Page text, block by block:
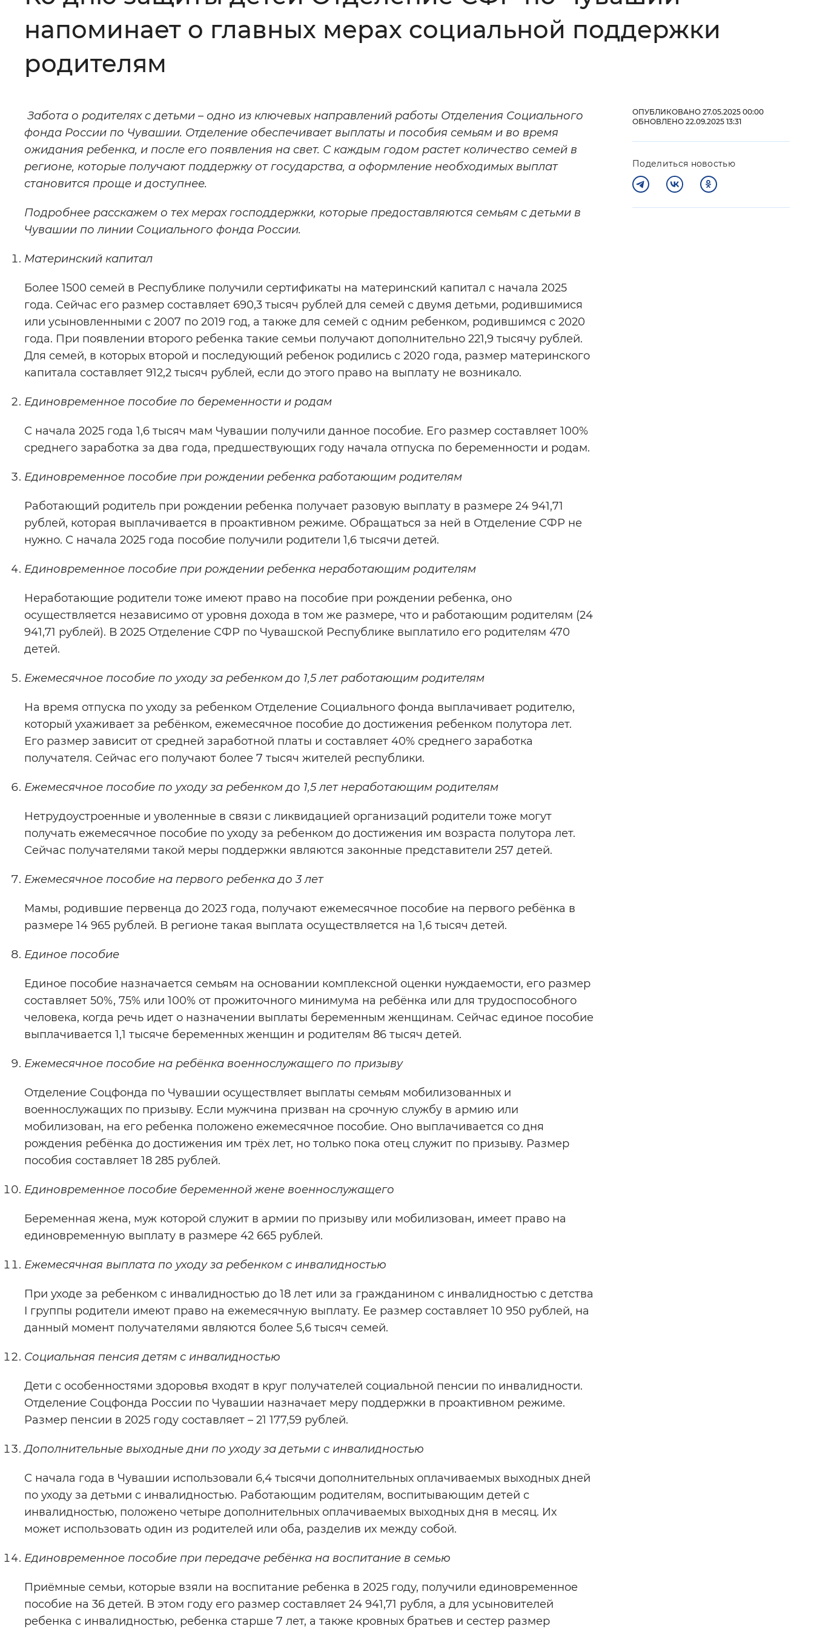
Цвет сайта Монохромный Инверсивный монохромный Синий фон
Звуковой ассистент: Воспроизвести Остановить Повторить
напоминает о главных мерах социальной поддержки
родителям
Забота о родителях с детьми – одно из ключевых направлений работы Отделения Социального
фонда России по Чувашии. Отделение обеспечивает выплаты и пособия семьям и во время
ожидания ребенка, и после его появления на свет. С каждым годом растет количество семей в
регионе, которые получают поддержку от государства, а оформление необходимых выплат
становится проще и доступнее.
Подробнее расскажем о тех мерах господдержки, которые предоставляются семьям с детьми в
Чувашии по линии Социального фонда России.
Материнский капитал
Более 1500 семей в Республике получили сертификаты на материнский капитал с начала 2025
года. Сейчас его размер составляет 690,3 тысяч рублей для семей с двумя детьми, родившимися
или усыновленными с 2007 по 2019 год, а также для семей с одним ребенком, родившимся с 2020
года. При появлении второго ребенка такие семьи получают дополнительно 221,9 тысячу рублей.
Для семей, в которых второй и последующий ребенок родились с 2020 года, размер материнского
капитала составляет 912,2 тысяч рублей, если до этого право на выплату не возникало.
Единовременное пособие по беременности и родам
С начала 2025 года 1,6 тысяч мам Чувашии получили данное пособие. Его размер составляет 100%
среднего заработка за два года, предшествующих году начала отпуска по беременности и родам.
Единовременное пособие при рождении ребенка работающим родителям
Работающий родитель при рождении ребенка получает разовую выплату в размере 24 941,71
рублей, которая выплачивается в проактивном режиме. Обращаться за ней в Отделение СФР не
нужно. С начала 2025 года пособие получили родители 1,6 тысячи детей.
Единовременное пособие при рождении ребенка неработающим родителям
Неработающие родители тоже имеют право на пособие при рождении ребенка, оно
осуществляется независимо от уровня дохода в том же размере, что и работающим родителям (24
941,71 рублей). В 2025 Отделение СФР по Чувашской Республике выплатило его родителям 470
детей.
Ежемесячное пособие по уходу за ребенком до 1,5 лет работающим родителям
На время отпуска по уходу за ребенком Отделение Социального фонда выплачивает родителю,
который ухаживает за ребёнком, ежемесячное пособие до достижения ребенком полутора лет.
Его размер зависит от средней заработной платы и составляет 40% среднего заработка
получателя. Сейчас его получают более 7 тысяч жителей республики.
Ежемесячное пособие по уходу за ребенком до 1,5 лет неработающим родителям
Нетрудоустроенные и уволенные в связи с ликвидацией организаций родители тоже могут
получать ежемесячное пособие по уходу за ребенком до достижения им возраста полутора лет.
Сейчас получателями такой меры поддержки являются законные представители 257 детей.
Ежемесячное пособие на первого ребенка до 3 лет
Мамы, родившие первенца до 2023 года, получают ежемесячное пособие на первого ребёнка в
размере 14 965 рублей. В регионе такая выплата осуществляется на 1,6 тысяч детей.
Единое пособие
Единое пособие назначается семьям на основании комплексной оценки нуждаемости, его размер
составляет 50%, 75% или 100% от прожиточного минимума на ребёнка или для трудоспособного
человека, когда речь идет о назначении выплаты беременным женщинам. Сейчас единое пособие
выплачивается 1,1 тысяче беременных женщин и родителям 86 тысяч детей.
Ежемесячное пособие на ребёнка военнослужащего по призыву
Отделение Соцфонда по Чувашии осуществляет выплаты семьям мобилизованных и
военнослужащих по призыву. Если мужчина призван на срочную службу в армию или
мобилизован, на его ребенка положено ежемесячное пособие. Оно выплачивается со дня
рождения ребёнка до достижения им трёх лет, но только пока отец служит по призыву. Размер
пособия составляет 18 285 рублей.
Единовременное пособие беременной жене военнослужащего
Беременная жена, муж которой служит в армии по призыву или мобилизован, имеет право на
единовременную выплату в размере 42 665 рублей.
Ежемесячная выплата по уходу за ребенком с инвалидностью
При уходе за ребенком с инвалидностью до 18 лет или за гражданином с инвалидностью с детства
I группы родители имеют право на ежемесячную выплату. Ее размер составляет 10 950 рублей, на
данный момент получателями являются более 5,6 тысяч семей.
Социальная пенсия детям с инвалидностью
Дети с особенностями здоровья входят в круг получателей социальной пенсии по инвалидности.
Отделение Соцфонда России по Чувашии назначает меру поддержки в проактивном режиме.
Размер пенсии в 2025 году составляет – 21 177,59 рублей.
Дополнительные выходные дни по уходу за детьми с инвалидностью
С начала года в Чувашии использовали 6,4 тысячи дополнительных оплачиваемых выходных дней
по уходу за детьми с инвалидностью. Работающим родителям, воспитывающим детей с
инвалидностью, положено четыре дополнительных оплачиваемых выходных дня в месяц. Их
может использовать один из родителей или оба, разделив их между собой.
Единовременное пособие при передаче ребёнка на воспитание в семью
Приёмные семьи, которые взяли на воспитание ребенка в 2025 году, получили единовременное
пособие на 36 детей. В этом году его размер составляет 24 941,71 рубля, а для усыновителей
ребенка с инвалидностью, ребенка старше 7 лет, а также кровных братьев и сестер размер
ОПУБЛИКОВАНО 27.05.2025 00:00
ОБНОВЛЕНО 22.09.2025 13:31
Поделиться новостью